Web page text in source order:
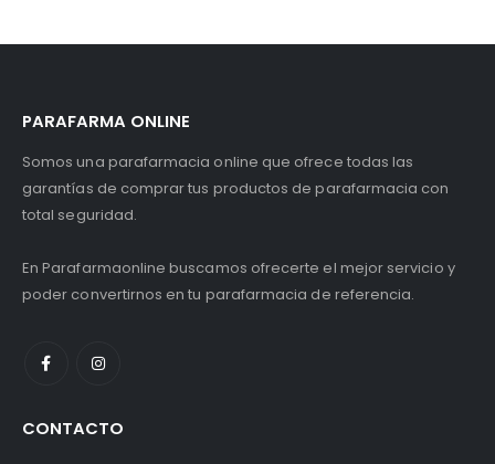
PARAFARMA ONLINE
Somos una parafarmacia online que ofrece todas las
garantías de comprar tus productos de parafarmacia con
total seguridad.
En Parafarmaonline buscamos ofrecerte el mejor servicio y
poder convertirnos en tu parafarmacia de referencia.
CONTACTO